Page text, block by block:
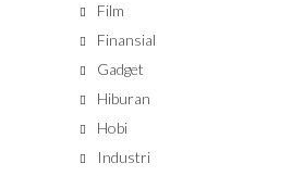
Film
Finansial
Gadget
Hiburan
Hobi
Industri